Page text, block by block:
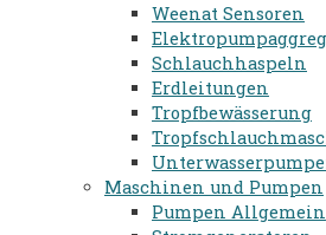
Weenat Sensoren
Schlauchhaspeln
Erdleitungen
Tropfbewässerung
Maschinen und Pumpen
Pumpen Allgemein